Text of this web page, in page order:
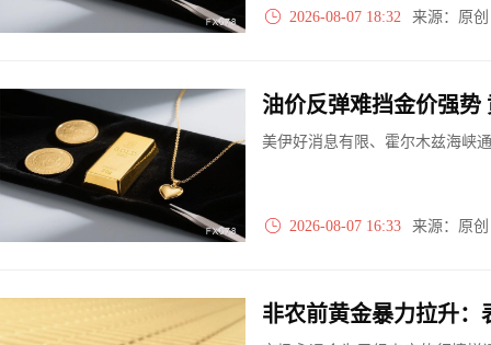
2026-08-07 18:32 来源：原
美伊好消息有限、霍尔木兹海峡
2026-08-07 16:33 来源：原